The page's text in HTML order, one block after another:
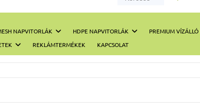
NAPVITORLÁK HDPE NAPVITORLÁK
PREMIUM
REKLÁMTERMÉKEK KAPCSOLAT